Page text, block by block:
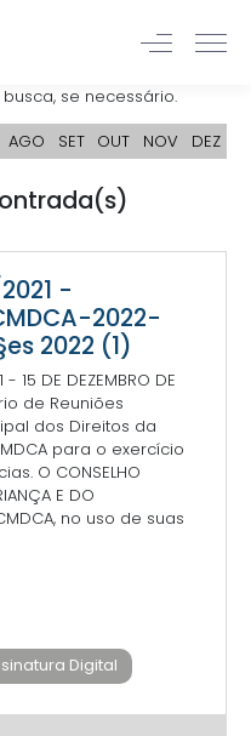
se necessário.
AGO SET OUT NOV DEZ
-
2022-
2022 (1)
15 DE DEZEMBRO DE
de Reuniões
dos Direitos da
para o exercício
O CONSELHO
E DO
no uso de suas
Digital